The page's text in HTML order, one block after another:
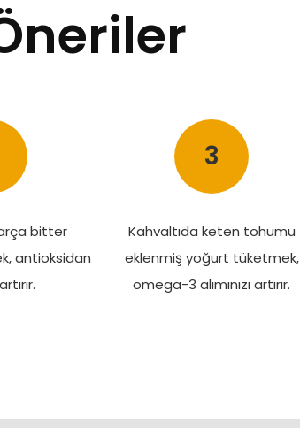
bitter
antioksidan
3
Kahvaltıda keten tohumu
eklenmiş yoğurt tüketmek,
omega-3 alımınızı artırır.